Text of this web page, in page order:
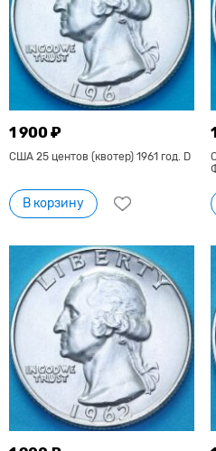
1 900 ₽
США 25 центов (квотер) 1961 год. D
В корзину